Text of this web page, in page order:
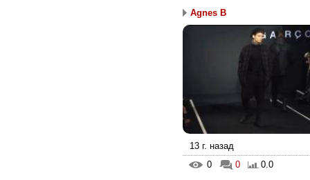
Agnes B
13 г. назад
0
0 0.0